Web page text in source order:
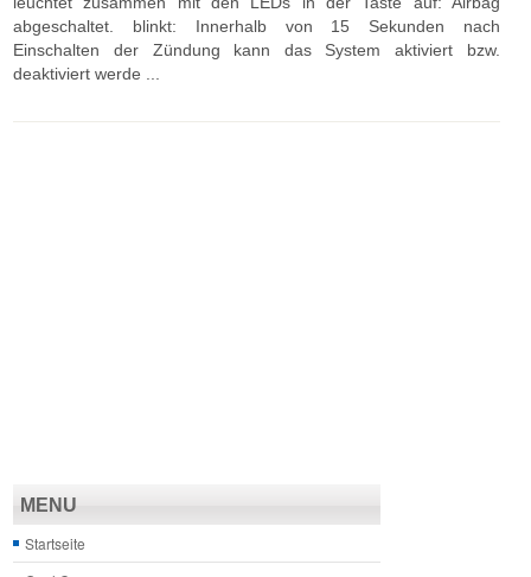
abgeschaltet. blinkt: Innerhalb von 15 Sekunden nach
Einschalten der Zündung kann das System aktiviert bzw.
deaktiviert werde ...
MENU
Startseite